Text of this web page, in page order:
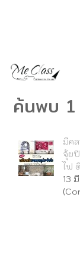
ค้นพบ 1
มีค
จุ้ย
ไฟ
13